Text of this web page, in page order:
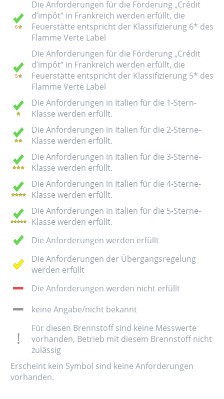
Die Anforderungen für die Förderung „Crédit
d’impôt“ in Frankreich werden erfüllt, die
Feuerstätte entspricht der Klassifizierung 6* des
Flamme Verte Label
Die Anforderungen für die Förderung „Crédit
d’impôt“ in Frankreich werden erfüllt, die
Feuerstätte entspricht der Klassifizierung 5* des
Flamme Verte Label
Die Anforderungen in Italien für die 1-Stern-
Klasse werden erfüllt.
Die Anforderungen in Italien für die 2-Sterne-
Klasse werden erfüllt.
Die Anforderungen in Italien für die 3-Sterne-
Klasse werden erfüllt.
Die Anforderungen in Italien für die 4-Sterne-
Klasse werden erfüllt.
Die Anforderungen in Italien für die 5-Sterne-
Klasse werden erfüllt.
Die Anforderungen werden erfüllt
Die Anforderungen der Übergangsregelung
werden erfüllt
Die Anforderungen werden nicht erfüllt
keine Angabe/nicht bekannt
Für diesen Brennstoff sind keine Messwerte
vorhanden, Betrieb mit diesem Brennstoff nicht
zulässig
Erscheint kein Symbol sind keine Anforderungen
vorhanden.